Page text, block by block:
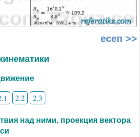
есеп >>
2.2 2.3
над ними, проекция вектора